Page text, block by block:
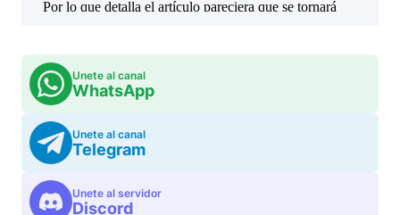
Unete al canal
WhatsApp
Unete al canal
Telegram
Unete al servidor
Discord